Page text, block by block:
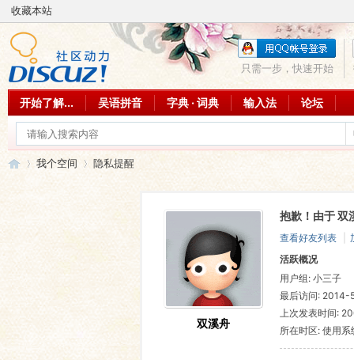
收藏本站
只需一步，快速开始
开始了解... 吴语拼音 字典 · 词典 输入法 论坛
吴
我个空间 隐私提醒
双溪舟
抱歉！由于 双
查看好友列表
活跃概况
用户组: 小三子
最后访问:
上次发表时间:
所在时区: 使用系